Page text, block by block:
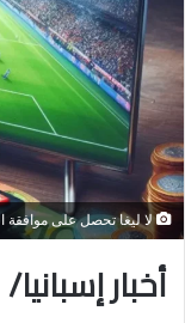
لا ليغا تحصل على موافقة
أخبار إسبانيا/